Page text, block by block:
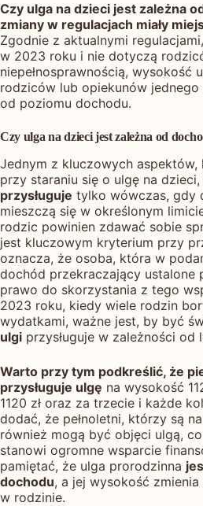
Czy ulga na dzieci jest zależna
zmiany w regulacjach miały
Zgodnie z aktualnymi
w 2023 roku i nie dotyczą
niepełnosprawnością, wysokość
rodziców lub opiekunów
od poziomu dochodu.
Czy ulga na dzieci jest zależna od
Jednym z kluczowych
przy staraniu się o ulgę na
przysługuje tylko wówczas, gdy
mieszczą się w określonym
rodzic powinien zdawać sobie
jest kluczowym kryterium przy
oznacza, że osoba, która w
dochód przekraczający ustalone
prawo do skorzystania z tego
2023 roku, kiedy wiele rodzin
wydatkami, ważne jest, by być
ulgi przysługuje w zależności od
Warto przy tym podkreślić, że
przysługuje ulgę na wysokość
1120 zł oraz za trzecie i każde
dodać, że pełnoletni, którzy są
również mogą być objęci ulgą,
stanowi ogromne wsparcie
pamiętać, że ulga prorodzinna
dochodu, a jej wysokość
w rodzinie.